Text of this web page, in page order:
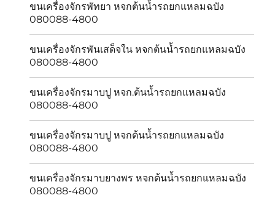
ขนเครื่องจักรพัทยา หจกต้นน้ำรถยกแหลมฉบัง
080088-4800
ขนเครื่องจักรพันเสด็จใน หจกต้นน้ำรถยกแหลมฉบัง
080088-4800
ขนเครื่องจักรมาบปู หจก.ต้นน้ำรถยกแหลมฉบัง
080088-4800
ขนเครื่องจักรมาบปู หจกต้นน้ำรถยกแหลมฉบัง
080088-4800
ขนเครื่องจักรมาบยางพร หจกต้นน้ำรถยกแหลมฉบัง
080088-4800